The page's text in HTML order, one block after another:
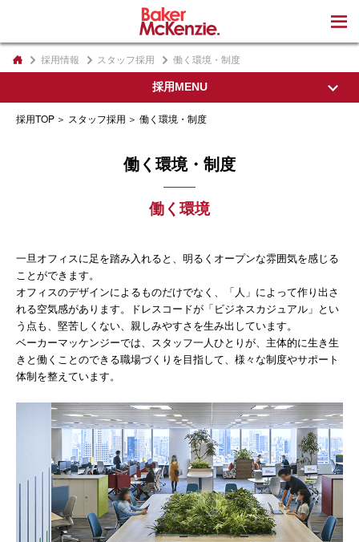
採用情報 スタッフ採用 働く環境・制度
採用MENU
オフィスについて
インクルージョン&ダイバーシティ
専門家採用
教育制度・執務環境
弁護士インタビュー
募集要項
スタッフ採用
仕事紹介
働く環境・制度
募集要項
採用TOP スタッフ採用 働く環境・制度
働く環境・制度
働く環境
一旦オフィスに足を踏み入れると、明るくオープンな雰囲気を感じる
ことができます。
オフィスのデザインによるものだけでなく、「人」によって作り出さ
れる空気感があります。ドレスコードが「ビジネスカジュアル」とい
う点も、堅苦しくない、親しみやすさを生み出しています。
ベーカーマッケンジーでは、スタッフ一人ひとりが、主体的に生き生
きと働くことのできる職場づくりを目指して、様々な制度やサポート
体制を整えています。